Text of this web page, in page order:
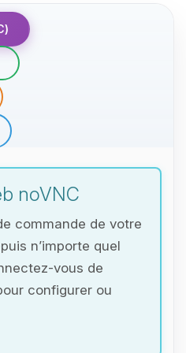
noVNC
commande de votre
n’importe quel
vous de
configurer ou